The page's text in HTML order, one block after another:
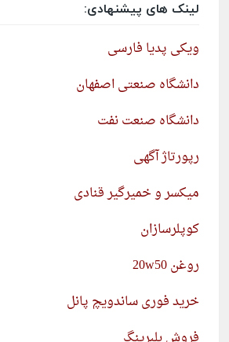
لینک های پیشنهادی:
ویکی پدیا فارسی
دانشگاه صنعتی اصفهان
دانشگاه صنعت نفت
رپورتاژ آگهی
میکسر و خمیرگیر قنادی
کوپلرسازان
روغن 20w50
خرید فوری ساندویچ پانل